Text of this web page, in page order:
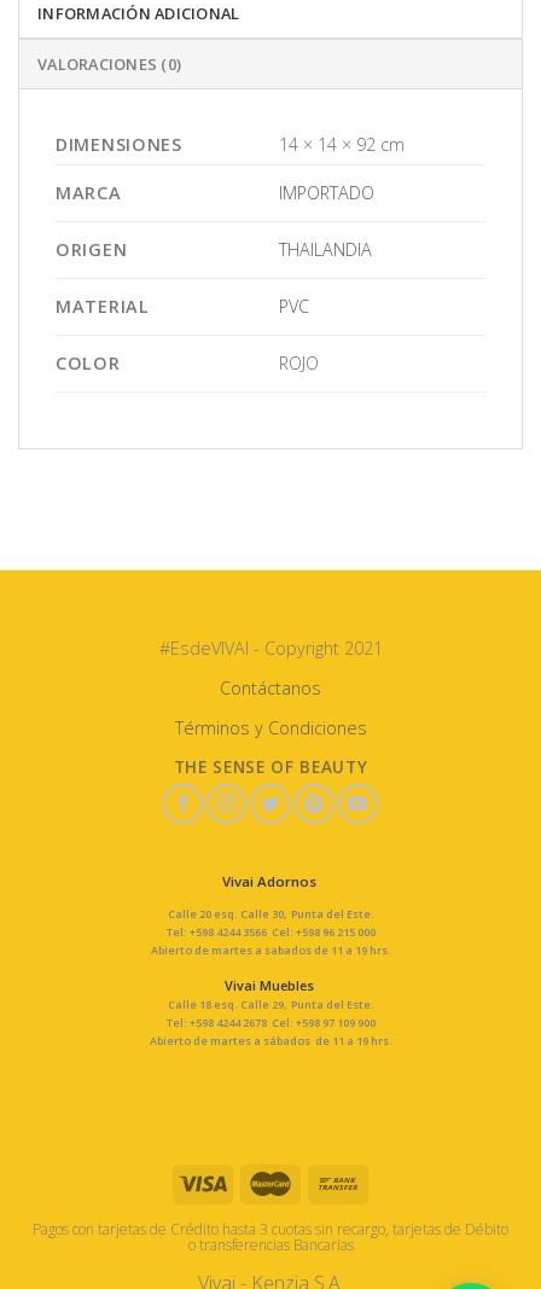
INFORMACIÓN ADICIONAL
VALORACIONES (0)
DIMENSIONES 14 × 14 × 92 cm
MARCA IMPORTADO
ORIGEN THAILANDIA
MATERIAL PVC
COLOR ROJO
#EsdeVIVAI - Copyright 2021
Contáctanos
Términos y Condiciones
THE SENSE OF BEAUTY
Vivai Adornos
Calle 20 esq. Calle 30, Punta del Este.
Tel: +598 4244 3566 Cel: +598 96 215 000
Abierto de martes a sabados de 11 a 19 hrs.
Vivai Muebles
Calle 18 esq. Calle 29, Punta del Este.
Tel: +598 4244 2678 Cel: +598 97 109 900
Abierto de martes a sábados de 11 a 19 hrs.
Pagos con tarjetas de Crédito hasta 3 cuotas sin recargo, tarjetas de Débito
o transferencias Bancarias
Vivai - Kenzia S.A.